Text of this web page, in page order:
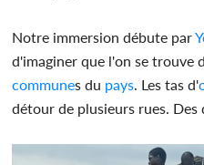
Notre immersion débute par
d'imaginer que l'on se trouve
communes du pays . Les tas d'
détour de plusieurs rues. Des